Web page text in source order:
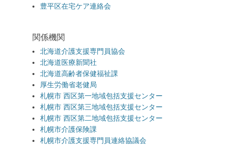
豊平区在宅ケア連絡会
関係機関
北海道介護支援専門員協会
北海道医療新聞社
北海道高齢者保健福祉課
厚生労働省老健局
札幌市 西区第一地域包括支援センター
札幌市 西区第三地域包括支援センター
札幌市 西区第二地域包括支援センター
札幌市介護保険課
札幌市介護支援専門員連絡協議会